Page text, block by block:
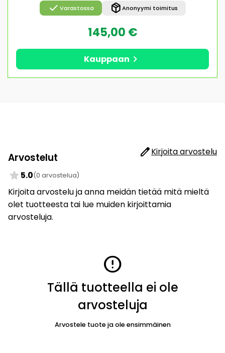
check Varastossa package_2Anonyymi toimitus
145,00 €
Kauppaan chevron_right
Arvostelut editKirjoita arvostelu
star 5.0(0 arvostelua)
Kirjoita arvostelu ja anna meidän tietää mitä mieltä
olet tuotteesta tai lue muiden kirjoittamia
arvosteluja.
error
Tällä tuotteella ei ole
arvosteluja
Arvostele tuote ja ole ensimmäinen